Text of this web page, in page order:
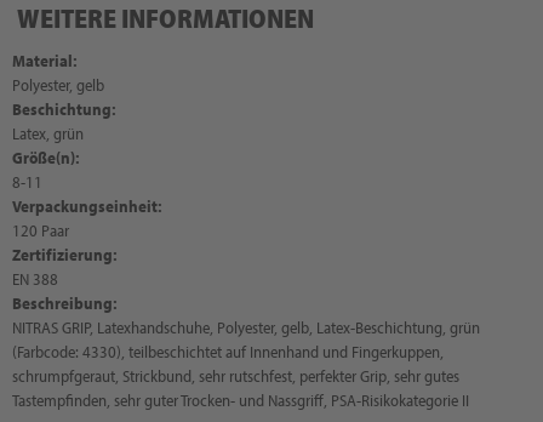
WEITERE INFORMATIONEN
Material:
Polyester, gelb
Beschichtung:
Latex, grün
Größe(n):
8-11
Verpackungseinheit:
120 Paar
Zertifizierung:
EN 388
Beschreibung:
NITRAS GRIP, Latexhandschuhe, Polyester, gelb, Latex-Beschichtung, grün
(Farbcode: 4330), teilbeschichtet auf Innenhand und Fingerkuppen,
schrumpfgeraut, Strickbund, sehr rutschfest, perfekter Grip, sehr gutes
Tastempfinden, sehr guter Trocken- und Nassgriff, PSA-Risikokategorie II